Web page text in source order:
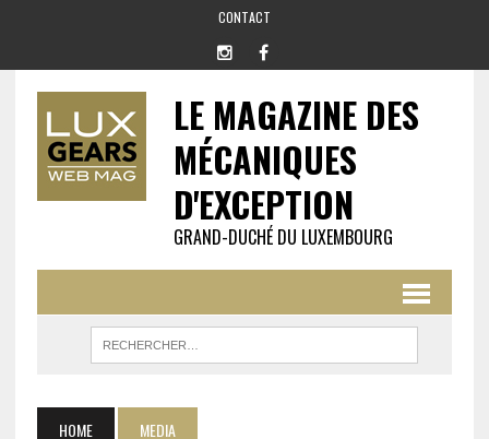
CONTACT
LE MAGAZINE DES
MÉCANIQUES
D'EXCEPTION
GRAND-DUCHÉ DU LUXEMBOURG
HOME MEDIA